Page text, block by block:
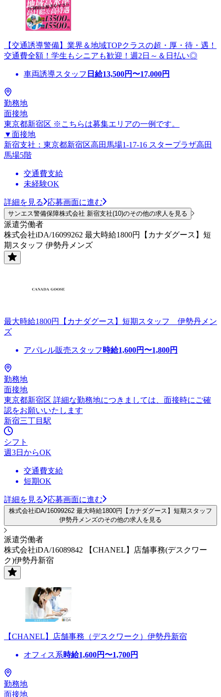
【交通誘導警備】業界＆地域TOPクラスの超・厚・待・遇！
交通費全額！学生もシニアも歓迎！週2日～＆日払い◎
車両誘導スタッフ 日給13,500円〜17,000円
勤務地
面接地
東京都新宿区 ※こちらは募集エリアの一例です。
▼面接地
新宿支社：東京都新宿区高田馬場1-17-16 スタープラザ高田
馬場5階
交通費支給
未経験OK
詳細を見る 応募画面に進む
サンエス警備保障株式会社 新宿支社(10)のその他の求人を見る
派遣労働者
株式会社iDA/16099262 最大時給1800円【カナダグース】短
期スタッフ 伊勢丹メンズ
最大時給1800円【カナダグース】短期スタッフ 伊勢丹メン
ズ
アパレル販売スタッフ 時給1,600円〜1,800円
勤務地
面接地
東京都新宿区 詳細な勤務地につきましては、面接時にご確
認をお願いいたします
新宿三丁目駅
シフト
週3日からOK
交通費支給
短期OK
詳細を見る 応募画面に進む
株式会社iDA/16099262 最大時給1800円【カナダグース】短期スタッフ
伊勢丹メンズのその他の求人を見る
派遣労働者
株式会社iDA/16089842 【CHANEL】店舗事務(デスクワー
ク)伊勢丹新宿
【CHANEL】店舗事務（デスクワーク）伊勢丹新宿
オフィス系時給1,600円〜1,700円
勤務地
面接地